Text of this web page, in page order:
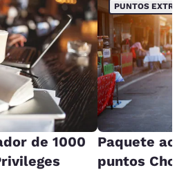
de 1000
PUNTOS EXTRA
Paquete
puntos